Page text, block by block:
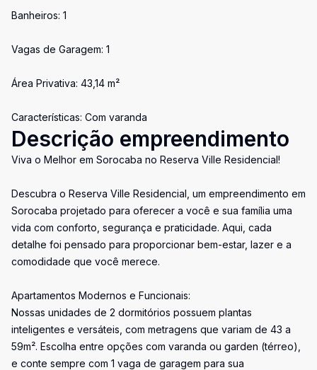
Banheiros: 1
Vagas de Garagem: 1
Área Privativa: 43,14 m²
Características: Com varanda
Descrição empreendimento
Viva o Melhor em Sorocaba no Reserva Ville Residencial!
Descubra o Reserva Ville Residencial, um empreendimento em
Sorocaba projetado para oferecer a você e sua família uma
vida com conforto, segurança e praticidade. Aqui, cada
detalhe foi pensado para proporcionar bem-estar, lazer e a
comodidade que você merece.
Apartamentos Modernos e Funcionais:
Nossas unidades de 2 dormitórios possuem plantas
inteligentes e versáteis, com metragens que variam de 43 a
59m². Escolha entre opções com varanda ou garden (térreo),
e conte sempre com 1 vaga de garagem para sua